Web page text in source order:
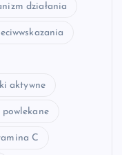
działania
aktywne
C